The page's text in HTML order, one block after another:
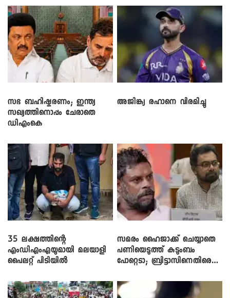
സഭ ബഹിഷ്കരണം; ഇന്ത്യ
സഖ്യത്തിനൊപ്പം ചേരാതെ
ഡിഎംകെ
അജിങ്ക്യ രഹാനെ വിരമിച്ചു
35 ലക്ഷത്തിന്റെ
എംഡിഎംഎയുമായി മലയാളി
പൈലറ്റ് പിടിയിൽ
സമരം ഹൈജാക്ക് ചെയ്യാതെ
പണിയെടുത്ത് കുടുംബം
പോറ്റെടാ; ബ്രിട്ടാസിനെതിരെ